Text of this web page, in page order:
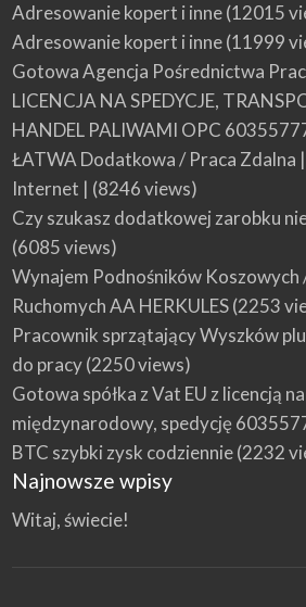
Adresowanie kopert i inne(12015
Adresowanie kopert i inne(11999
Gotowa Agencja Pośrednictwa
LICENCJA NA SPEDYCJE,
HANDEL PALIWAMI OPC
ŁATWA Dodatkowa / Praca Zdalna
Internet | (8246 views)
Czy szukasz dodatkowej zarobku
(6085 views)
Wynajem Podnośników
Ruchomych AA HERKULES(2253
Pracownik sprzątający Wyszków
do pracy(2250 views)
Gotowa spółka z Vat EU z licencją
międzynarodowy, spedycję
BTC szybki zysk codziennie(2232
Najnowsze wpisy
Witaj, świecie!